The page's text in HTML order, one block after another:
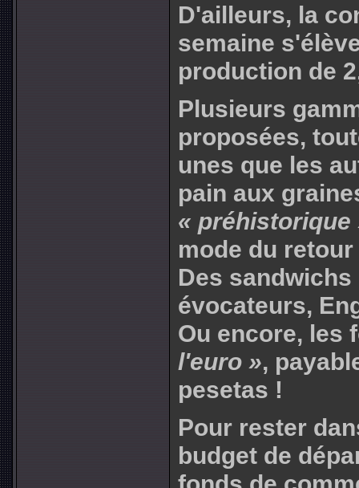
D'ailleurs, la
semaine
production de
Plusieurs
proposées,
unes que les
pain aux
« préhistorique
mode du
Des
évocateurs,
Ou encore, les
l'euro »,
pesetas !
Pour rester
budget de